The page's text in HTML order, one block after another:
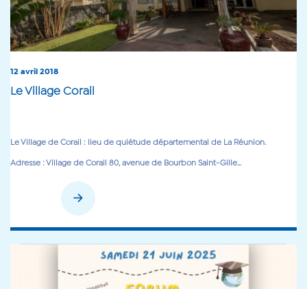
12 avril 2018
Le Village Corail
Le Village de Corail : lieu de quiétude départemental de La Réunion.
Adresse : Village de Corail 80, avenue de Bourbon Saint-Gille...